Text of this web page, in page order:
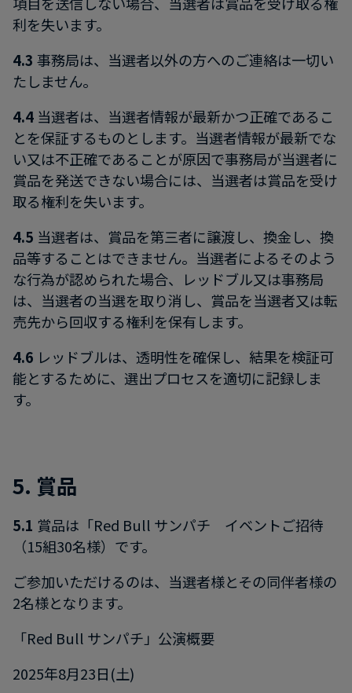
利を失います。
4.3 事務局は、当選者以外の方へのご連絡は一切い
たしません。
4.4 当選者は、当選者情報が最新かつ正確であるこ
とを保証するものとします。当選者情報が最新でな
い又は不正確であることが原因で事務局が当選者に
賞品を発送できない場合には、当選者は賞品を受け
取る権利を失います。
4.5 当選者は、賞品を第三者に譲渡し、換金し、換
品等することはできません。当選者によるそのよう
な行為が認められた場合、レッドブル又は事務局
は、当選者の当選を取り消し、賞品を当選者又は転
売先から回収する権利を保有します。
4.6 レッドブルは、透明性を確保し、結果を検証可
能とするために、選出プロセスを適切に記録しま
す。
5. 賞品
5.1 賞品は「Red Bull サンパチ イベントご招待
（15組30名様）です。
ご参加いただけるのは、当選者様とその同伴者様の
2名様となります。
「Red Bull サンパチ」公演概要
2025年8月23日(土)